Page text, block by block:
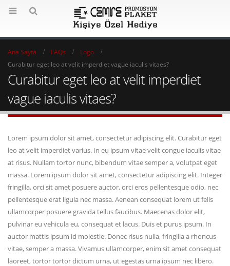
Ana Sayfa FAQs
Logo
Curabitur eget leo at velit imperdiet vague iaculis vitaes?
Curabitur eget leo at velit imperdiet
vague iaculis vitaes?
Lorem ipsum dolor sit amet, consectetur adipiscing elit. Curabitur eget
leo at velit imperdiet varius. In eu ipsum vitae velit congue iaculis vitae
at risus. Nullam tortor nunc, bibendum vitae semper a, volutpat eget
massa. Lorem ipsum dolor sit amet, consectetur adipiscing elit. Integer
fringilla, orci sit amet posuere auctor, orci eros pellentesque odio, nec
pellentesque erat ligula nec massa. Aenean consequat lorem ut felis
ullamcorper posuere gravida tellus faucibus. Maecenas dolor elit,
pulvinar eu vehicula eu, consequat et lacus. Duis et purus ipsum. In
auctor mattis ipsum id molestie. Donec risus nulla, fringilla a rhoncus
vitae, semper a massa. Vivamus ullamcorper, enim sit amet consequat
laoreet, tortor tortor dictum urna, ut egestas urna ipsum nec libero.